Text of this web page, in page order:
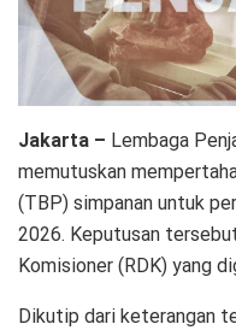
Jakarta – Lembaga
memutuskan
(TBP) simpanan untuk
2026. Keputusan
Komisioner (RDK) yang
Dikutip dari keterangan